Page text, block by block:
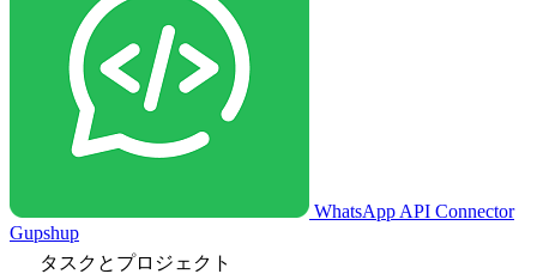
WhatsApp API Connector
Gupshup
タスクとプロジェクト